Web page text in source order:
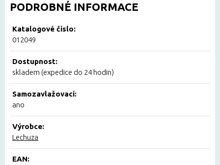
PODROBNÉ INFORMACE
Katalogové číslo:
012049
Dostupnost:
skladem (expedice do 24 hodin)
Samozavlažovací:
ano
Výrobce:
Lechuza
EAN: